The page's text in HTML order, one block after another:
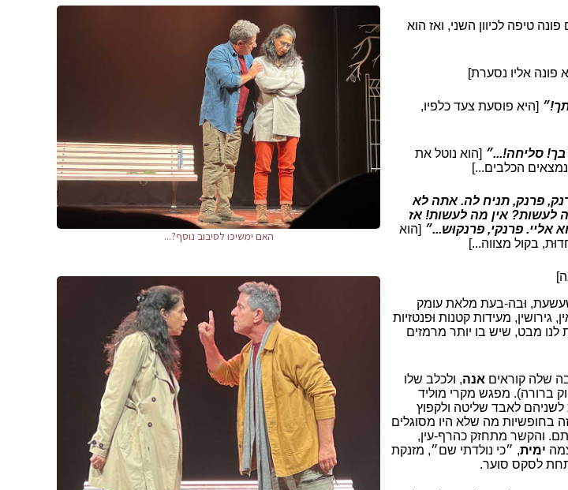
טיפה לכיוון השני, ואז הוא
פונה אליו נסערת]
[היא פוסעת צעד כלפיו,
סליחה!...״ [הוא נוטל את
הכלבים...]
פרנק, תניח לה. אתה לא
לעשות? אין מה לעשות! אז
אליי. פרנקי, פרנקוּש...״ [הוא
בקול מצווה...]
וּבה-בעת מלאת עומק
גירושין, מעידות קטנות וּפנטזיות
מבט, שיש בו יותר מרמזים
שלה קוראים אנה, ולכלב שלו
ברורה). מפגש מקרי מוליד
לאבד שליטה ולקפוץ
בחופשיות מה שלא היו מסוגלים
והקשר מתחזק כהרף-עין,
ימית, ״כי נולדתי שם״, מזנקת
לסקס סוער.
האם ימשיכו לסיבוב נוסף?...